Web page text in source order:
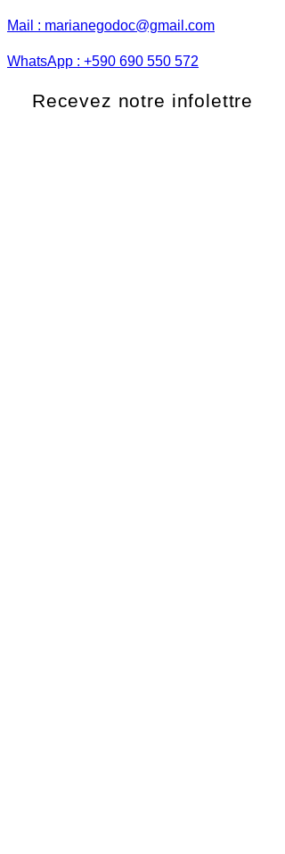
Mail : marianegodoc@gmail.com
WhatsApp : +590 690 550 572
Recevez notre infolettre